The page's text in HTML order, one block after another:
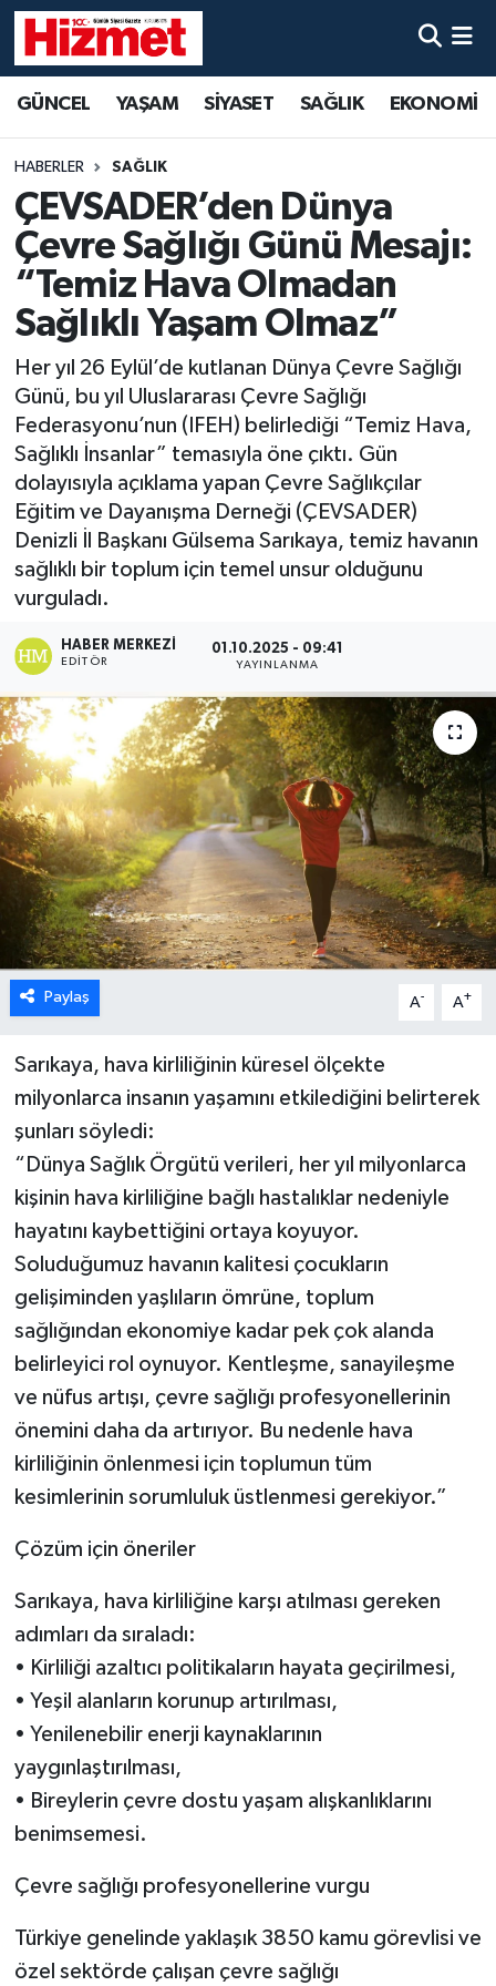
GÜNCEL YAŞAM SİYASET SAĞLIK EKONOMİ
HABERLER SAĞLIK
ÇEVSADER’den Dünya
Çevre Sağlığı Günü Mesajı:
“Temiz Hava Olmadan
Sağlıklı Yaşam Olmaz”
Her yıl 26 Eylül’de kutlanan Dünya Çevre Sağlığı
Günü, bu yıl Uluslararası Çevre Sağlığı
Federasyonu’nun (IFEH) belirlediği “Temiz Hava,
Sağlıklı İnsanlar” temasıyla öne çıktı. Gün
dolayısıyla açıklama yapan Çevre Sağlıkçılar
Eğitim ve Dayanışma Derneği (ÇEVSADER)
Denizli İl Başkanı Gülsema Sarıkaya, temiz havanın
sağlıklı bir toplum için temel unsur olduğunu
vurguladı.
HABER MERKEZI
EDITÖR
01.10.2025 - 09:41
YAYINLANMA
Paylaş A- A+
Sarıkaya, hava kirliliğinin küresel ölçekte
milyonlarca insanın yaşamını etkilediğini belirterek
şunları söyledi:
“Dünya Sağlık Örgütü verileri, her yıl milyonlarca
kişinin hava kirliliğine bağlı hastalıklar nedeniyle
hayatını kaybettiğini ortaya koyuyor.
Soluduğumuz havanın kalitesi çocukların
gelişiminden yaşlıların ömrüne, toplum
sağlığından ekonomiye kadar pek çok alanda
belirleyici rol oynuyor. Kentleşme, sanayileşme
ve nüfus artışı, çevre sağlığı profesyonellerinin
önemini daha da artırıyor. Bu nedenle hava
kirliliğinin önlenmesi için toplumun tüm
kesimlerinin sorumluluk üstlenmesi gerekiyor.”
Çözüm için öneriler
Sarıkaya, hava kirliliğine karşı atılması gereken
adımları da sıraladı:
• Kirliliği azaltıcı politikaların hayata geçirilmesi,
• Yeşil alanların korunup artırılması,
• Yenilenebilir enerji kaynaklarının
yaygınlaştırılması,
• Bireylerin çevre dostu yaşam alışkanlıklarını
benimsemesi.
Çevre sağlığı profesyonellerine vurgu
Türkiye genelinde yaklaşık 3850 kamu görevlisi ve
özel sektörde çalışan çevre sağlığı
YAŞAM
SİYASET
SAĞLIK
EKONOMİ
KÜLTÜR SANAT
SPOR
MAGAZİN
ÖZEL HABER
DTO
RESMİ REKLAM
Denizli Hava Durumu
Denizli Trafik Yoğunluk Haritası
Süper Lig Puan Durumu ve Fikstür
Tüm Manşetler
Son Dakika Haberleri
Haber Arşivi